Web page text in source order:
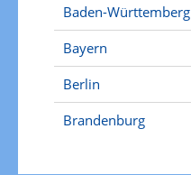
Baden-Württemberg
Bayern
Berlin
Brandenburg